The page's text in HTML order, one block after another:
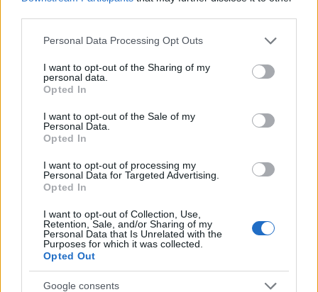
Please note that this website/app uses one or more Google
not limited to your visit or usage behaviour. You may click to
grant or deny consent to Google and its third-party tags to
use your data for below specified purposes in below Google
consent section.
Personal Data Processing Opt Outs
I want to opt-out of the Sharing of my
personal data.
Opted In
I want to opt-out of the Sale of my
Personal Data.
Opted In
I want to opt-out of processing my
Personal Data for Targeted Advertising.
Opted In
I want to opt-out of Collection, Use,
Retention, Sale, and/or Sharing of my
Personal Data that Is Unrelated with the
Purposes for which it was collected.
Opted Out
Google consents
lakota
18 éve
Valóban van köze a szavazásnak a bloghoz? Mert az
nem lenne semmi...